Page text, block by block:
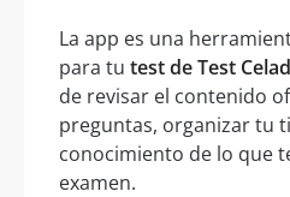
La app es una
para tu test de Test
de revisar el contenido
preguntas, organizar tu
conocimiento de lo que
examen.